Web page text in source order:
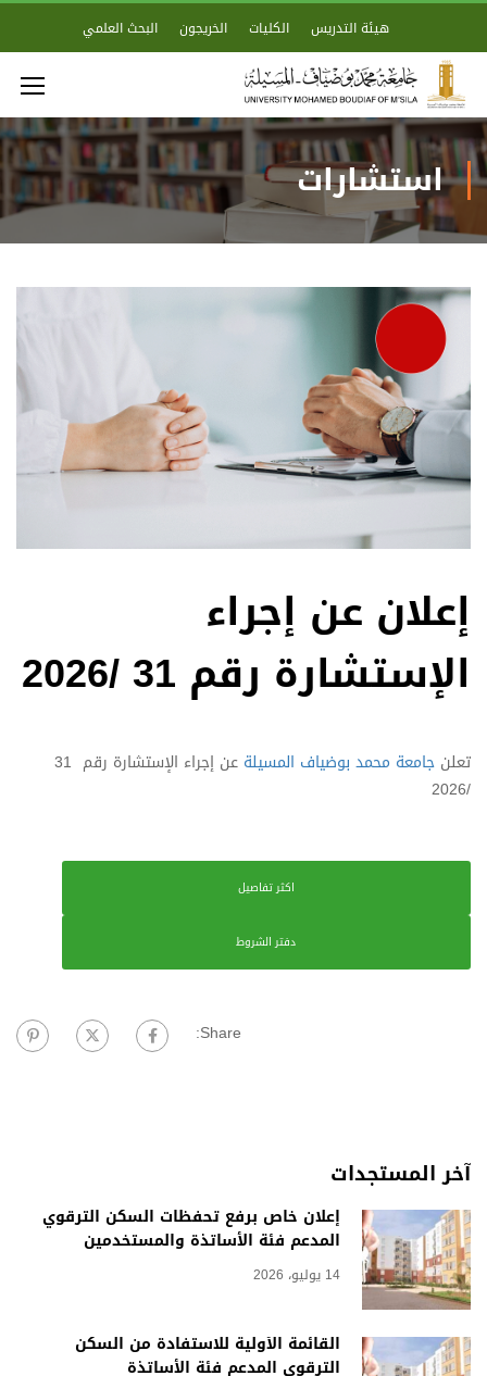
هيئة التدريس الكليات الخريجون البحث العلمي
استشارات
إعلان عن إجراء
الإستشارة رقم 31 /2026
تعلن جامعة محمد بوضياف المسيلة
عن إجراء الإستشارة رقم 31
/2026
اكثر تفاصيل
دفتر الشروط
Share:
آخر المستجدات
إعلان خاص برفع تحفظات السكن الترقوي
المدعم فئة الأساتذة والمستخدمين
14 يوليو، 2026
القائمة الأولية للاستفادة من السكن
الترقوي المدعم فئة الأساتذة